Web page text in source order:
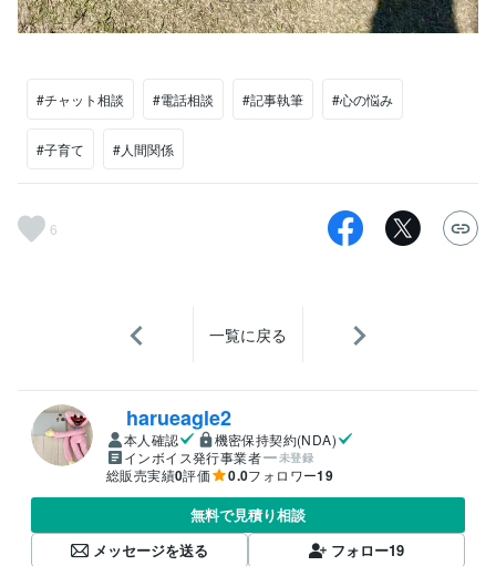
#チャット相談 #電話相談 #記事執筆 #心の悩み
#子育て #人間関係
6
一覧に戻る
harueagle2
本人確認
機密保持契約(NDA)
インボイス発行事業者
未登録
総販売実績0評価 0.0フォロワー19
無料で見積り相談
メッセージを送る
フォロー19